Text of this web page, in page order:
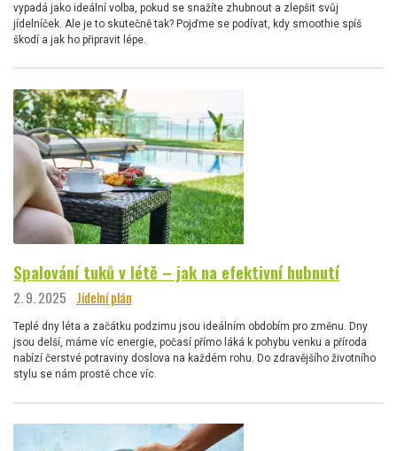
vypadá jako ideální volba, pokud se snažíte zhubnout a zlepšit svůj
jídelníček. Ale je to skutečně tak? Pojďme se podívat, kdy smoothie spíš
škodí a jak ho připravit lépe.
Spalování tuků v létě – jak na efektivní hubnutí
2. 9. 2025 Jídelní plán
Teplé dny léta a začátku podzimu jsou ideálním obdobím pro změnu. Dny
jsou delší, máme víc energie, počasí přímo láká k pohybu venku a příroda
nabízí čerstvé potraviny doslova na každém rohu. Do zdravějšího životního
stylu se nám prostě chce víc.